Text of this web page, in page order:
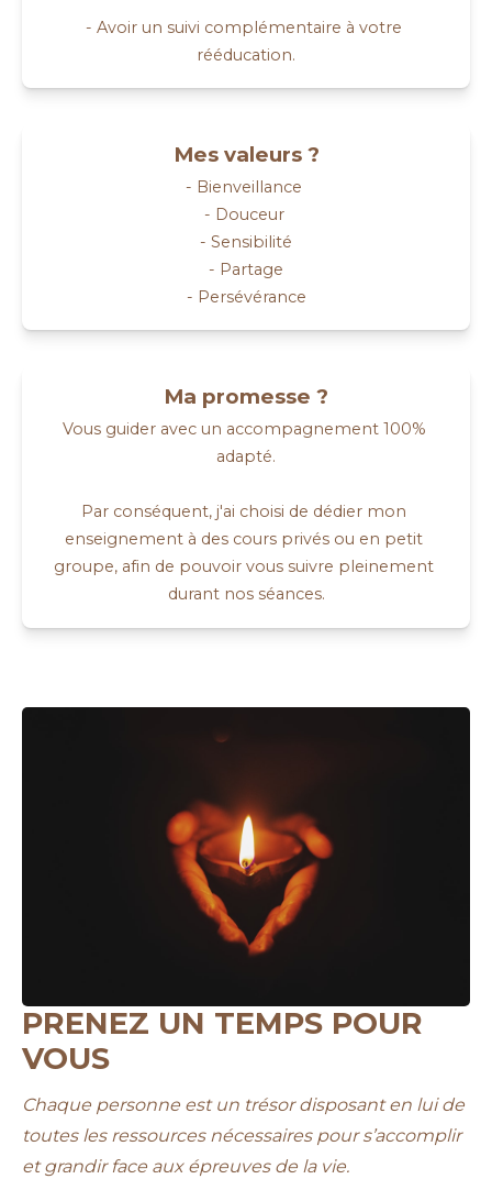
- Avoir un suivi complémentaire à votre
Mes valeurs ?
- Bienveillance
- Douceur
- Sensibilité
- Partage
- Persévérance
Ma promesse ?
Vous guider avec un accompagnement 100%
adapté.
Par conséquent, j'ai choisi de dédier mon
enseignement à des cours privés ou en petit
groupe, afin de pouvoir vous suivre pleinement
durant nos séances.
PRENEZ UN TEMPS POUR
VOUS
Chaque personne est un trésor disposant en lui de
toutes les ressources nécessaires pour s’accomplir
et grandir face aux épreuves de la vie.